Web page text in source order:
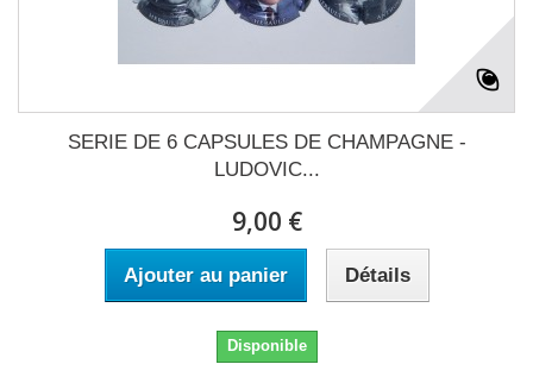
SERIE DE 6 CAPSULES DE CHAMPAGNE -
LUDOVIC...
9,00 €
Ajouter au panier Détails
Disponible